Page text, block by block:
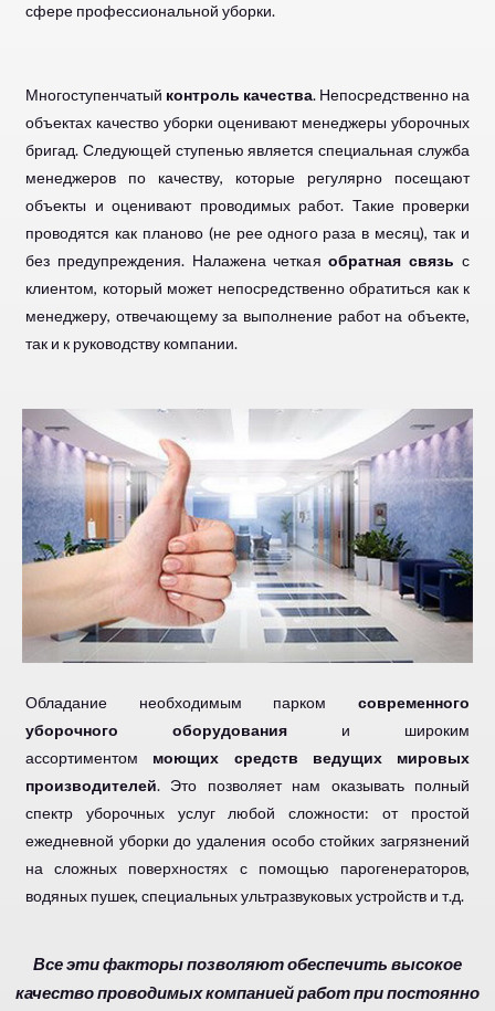
сфере профессиональной уборки.
Многоступенчатый контроль качества. Непосредственно на
объектах качество уборки оценивают менеджеры уборочных
бригад. Следующей ступенью является специальная служба
менеджеров по качеству, которые регулярно посещают
объекты и оценивают проводимых работ. Такие проверки
проводятся как планово (не рее одного раза в месяц), так и
без предупреждения. Налажена четкаяобратная связь с
клиентом, который может непосредственно обратиться как к
менеджеру, отвечающему за выполнение работ на объекте,
так и к руководству компании.
Обладание необходимым парком современного
уборочного оборудования и широким
ассортиментом моющих средств ведущих мировых
производителей. Это позволяет нам оказывать полный
спектр уборочных услуг любой сложности: от простой
ежедневной уборки до удаления особо стойких загрязнений
на сложных поверхностях с помощью парогенераторов,
водяных пушек, специальных ультразвуковых устройств и т.д.
Все эти факторы позволяют обеспечить высокое
качество проводимых компанией работ при постоянно